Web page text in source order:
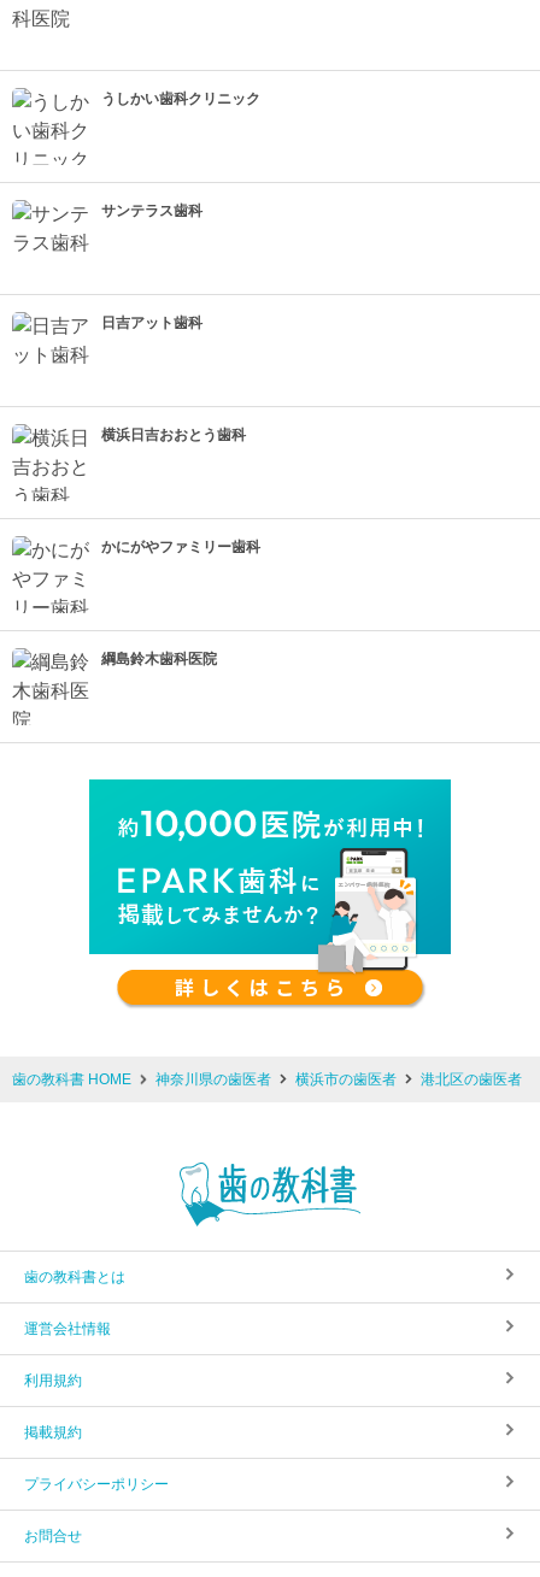
うしかい歯科クリニック
サンテラス歯科
日吉アット歯科
横浜日吉おおとう歯科
かにがやファミリー歯科
綱島鈴木歯科医院
歯の教科書 HOME 神奈川県の歯医者 横浜市の歯医者 港北区の歯医者
歯の教科書とは
運営会社情報
利用規約
掲載規約
プライバシーポリシー
お問合せ